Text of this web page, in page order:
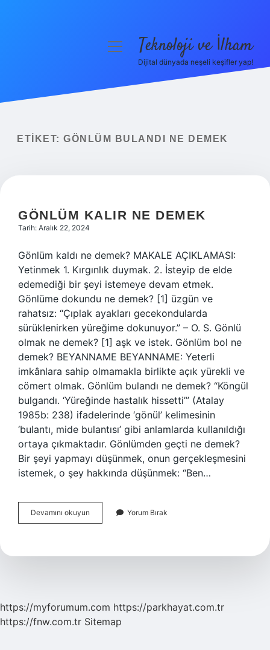
Yasal Uyarı
menüyüTeknoloji ve İlham
Dijital dünyada neşeli keşifler yap!
ETIKET: GÖNLÜM BULANDI NE DEMEK
GÖNLÜM KALIR NE DEMEK
Tarih: Aralık 22, 2024
Gönlüm kaldı ne demek? MAKALE AÇIKLAMASI:
Yetinmek 1. Kırgınlık duymak. 2. İsteyip de elde
edemediği bir şeyi istemeye devam etmek.
Gönlüme dokundu ne demek? [1] üzgün ve
rahatsız: “Çıplak ayakları gecekondularda
sürüklenirken yüreğime dokunuyor.” – O. S. Gönlü
olmak ne demek? [1] aşk ve istek. Gönlüm bol ne
demek? BEYANNAME BEYANNAME: Yeterli
imkânlara sahip olmamakla birlikte açık yürekli ve
cömert olmak. Gönlüm bulandı ne demek? “Köngül
bulgandı. ‘Yüreğinde hastalık hissetti’” (Atalay
1985b: 238) ifadelerinde ‘gönül’ kelimesinin
‘bulantı, mide bulantısı’ gibi anlamlarda kullanıldığı
ortaya çıkmaktadır. Gönlümden geçti ne demek?
Bir şeyi yapmayı düşünmek, onun gerçekleşmesini
istemek, o şey hakkında düşünmek: “Ben…
Devamını okuyun
Kalır
Yorum Bırak
https://myforumum.com https://parkhayat.com.tr
https://fnw.com.tr Sitemap